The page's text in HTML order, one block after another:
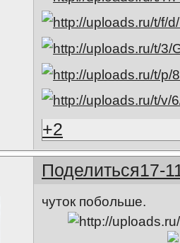
+2
Поделиться17-
чуток побольше.